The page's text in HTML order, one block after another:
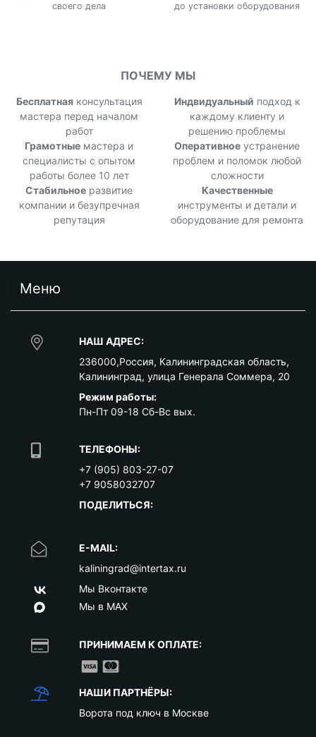
своего дела
до установки оборудования
ПОЧЕМУ МЫ
Бесплатнаяконсультация
мастера перед началом
работ
Индвидуальный подход к
каждому клиенту и
решению проблемы
Грамотные мастера и
специалисты с опытом
работы более 10 лет
Оперативное устранение
проблем и поломок любой
сложности
Стабильное развитие
компании и безупречная
репутация
Качественные
инструменты и детали и
оборудование для ремонта
Меню
НАШ АДРЕС:
236000,Россия, Калининградская область,
Калининград, улица Генерала Соммера, 20
Режим работы:
Пн-Пт 09-18 Сб-Вс вых.
ТЕЛЕФОНЫ:
+7 (905) 803-27-07
+7 9058032707
ПОДЕЛИТЬСЯ:
E-MAIL:
kaliningrad@intertax.ru
Мы Вконтакте
Мы в MAX
ПРИНИМАЕМ К ОПЛАТЕ:
НАШИ ПАРТНЁРЫ:
Ворота под ключ в Москве